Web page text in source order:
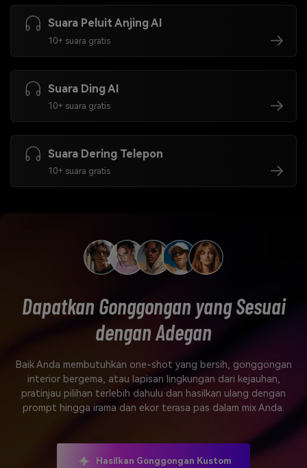
Suara Peluit Anjing AI
10+ suara gratis
Suara Ding AI
10+ suara gratis
Suara Dering Telepon
10+ suara gratis
Dapatkan Gonggongan yang Sesuai
dengan Adegan
Baik Anda membutuhkan one-shot yang bersih, gonggongan
interior bergema, atau lapisan lingkungan dari kejauhan,
pratinjau pilihan terlebih dahulu dan hasilkan ulang dengan
prompt hingga irama dan ekor terasa pas dalam mix Anda.
Hasilkan Gonggongan Kustom